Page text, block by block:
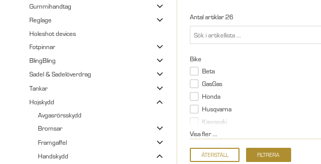
Gummihandtag
Reglage
Holeshot devices
Fotpinnar
BlingBling
Sadel & Sadelöverdrag
Tankar
Hojskydd
Avgasrörsskydd
Bromsar
Framgaffel
Handskydd
Antal artiklar26
Bike
Beta
GasGas
Honda
Husqvarna
Kawasaki
Visa fler ...